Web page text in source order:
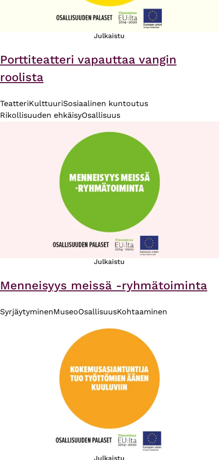
Julkaistu
Porttiteatteri vapauttaa vangin
roolista
TeatteriKulttuuriSosiaalinen kuntoutus
Rikollisuuden ehkäisyOsallisuus
Julkaistu
Menneisyys meissä -ryhmätoiminta
SyrjäytyminenMuseoOsallisuusKohtaaminen
Julkaistu